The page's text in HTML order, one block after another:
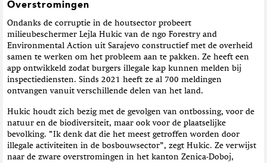
Overstromingen
Ondanks de corruptie in de houtsector probeert
milieubeschermer Lejla Hukic van de ngo Forestry and
Environmental Action uit Sarajevo constructief met de overheid
samen te werken om het probleem aan te pakken. Ze heeft een
app ontwikkeld zodat burgers illegale kap kunnen melden bij
inspectiediensten. Sinds 2021 heeft ze al 700 meldingen
ontvangen vanuit verschillende delen van het land.
Hukic houdt zich bezig met de gevolgen van ontbossing, voor de
natuur en de biodiversiteit, maar ook voor de plaatselijke
bevolking. “Ik denk dat die het meest getroffen worden door
illegale activiteiten in de bosbouwsector”, zegt Hukic. Ze verwijst
naar de zware overstromingen in het kanton Zenica-Doboj,